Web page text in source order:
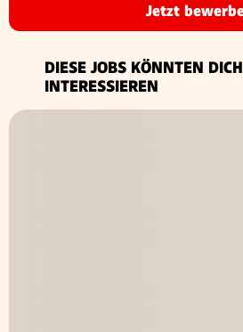
Jetzt
DIESE JOBS KÖNNTEN
INTERESSIEREN